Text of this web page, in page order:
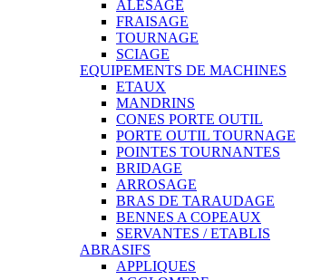
ALESAGE
FRAISAGE
TOURNAGE
SCIAGE
EQUIPEMENTS DE MACHINES
ETAUX
MANDRINS
CONES PORTE OUTIL
PORTE OUTIL TOURNAGE
POINTES TOURNANTES
BRIDAGE
ARROSAGE
BRAS DE TARAUDAGE
BENNES A COPEAUX
SERVANTES / ETABLIS
ABRASIFS
APPLIQUES